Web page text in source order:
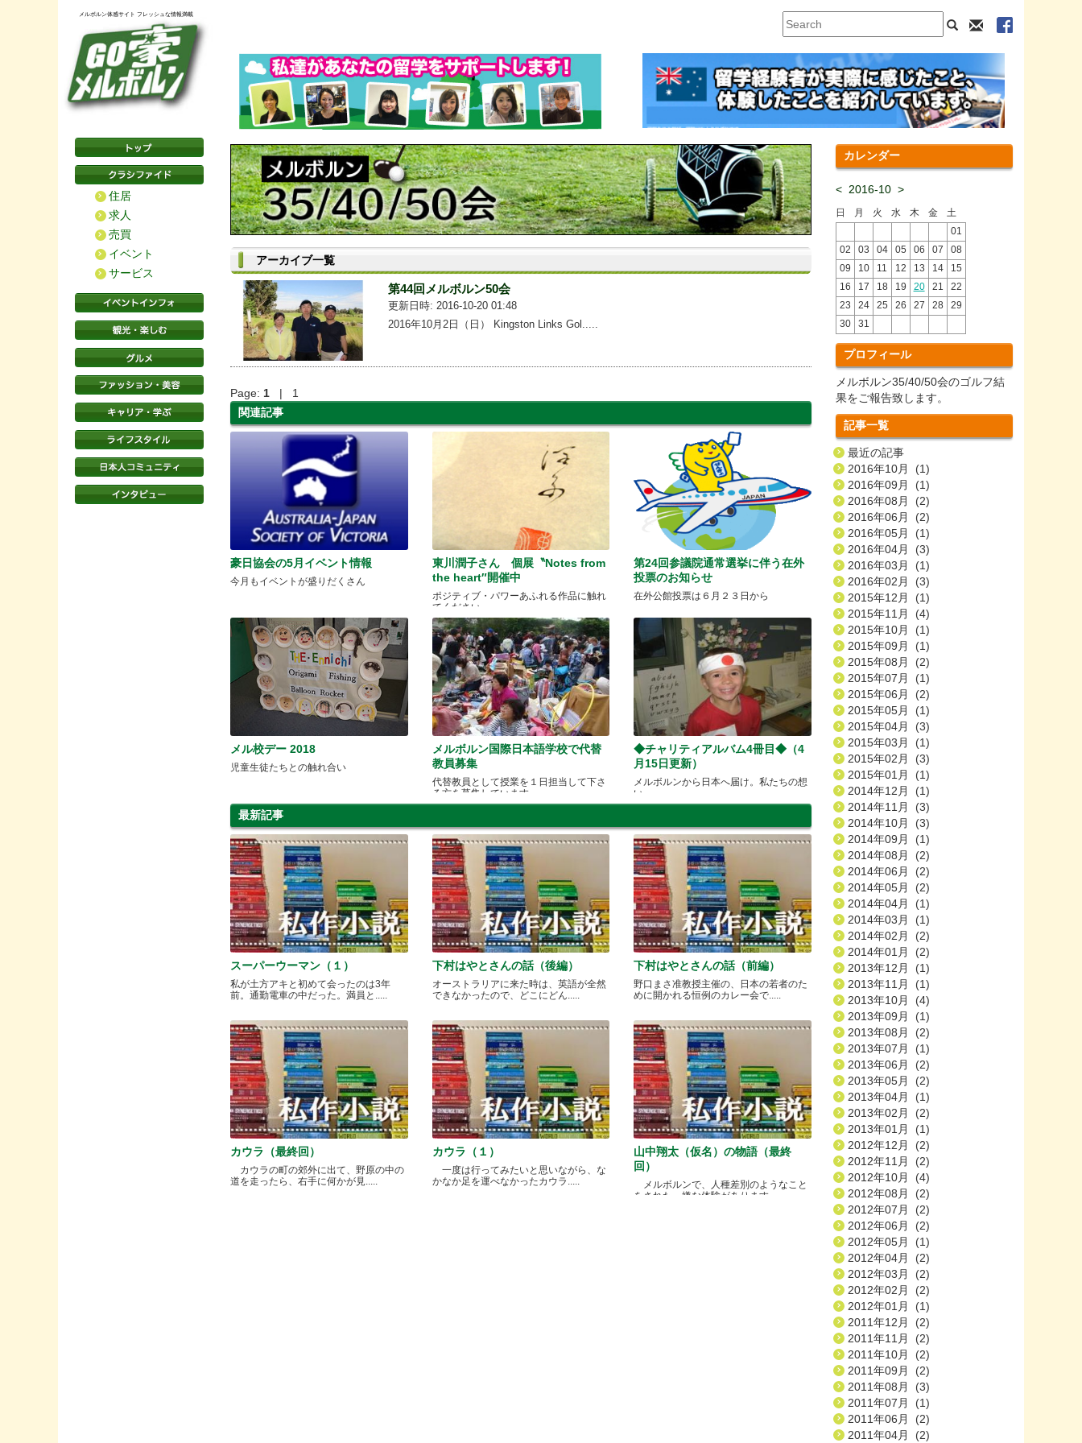
メルボルン体感サイト フレッシュな情報満載
住居
求人
売買
イベント
サービス
アーカイブ一覧
第44回メルボルン50会
更新日時: 2016-10-20 01:48
2016年10月2日（日） Kingston Links Gol.....
Page: 1 | 1
関連記事
豪日協会の5月イベント情報
今月もイベントが盛りだくさん
東川潤子さん 個展〝Notes from
the heart″開催中
ポジティブ・パワーあふれる作品に触れ
てください
第24回参議院通常選挙に伴う在外
投票のお知らせ
在外公館投票は６月２３日から
メル校デー 2018
児童生徒たちとの触れ合い
メルボルン国際日本語学校で代替
教員募集
代替教員として授業を１日担当して下さ
る方を募集しています。
◆チャリティアルバム4冊目◆（4
月15日更新）
メルボルンから日本へ届け。私たちの想
い
最新記事
スーパーウーマン（１）
私が土方アキと初めて会ったのは3年
前。通勤電車の中だった。満員と.....
下村はやとさんの話（後編）
オーストラリアに来た時は、英語が全然
できなかったので、どこにどん.....
下村はやとさんの話（前編）
野口まさ准教授主催の、日本の若者のた
めに開かれる恒例のカレー会で.....
カウラ（最終回）
カウラの町の郊外に出て、野原の中の
道を走ったら、右手に何かが見.....
カウラ（１）
一度は行ってみたいと思いながら、な
かなか足を運べなかったカウラ.....
山中翔太（仮名）の物語（最終
回）
メルボルンで、人種差別のようなこと
をされた、嫌な体験があります.....
カレンダー
< 2016-10 >
日 月 火 水 木 金
土
01
02
03 04 05 06 07
08
09
10 11 12 13 14
15
16
17 18 19 20 21
22
23
24 25 26 27 28
29
30
31
プロフィール
メルボルン35/40/50会のゴルフ結
果をご報告致します。
記事一覧
最近の記事
2016年10月 (1)
2016年09月 (1)
2016年08月 (2)
2016年06月 (2)
2016年05月 (1)
2016年04月 (3)
2016年03月 (1)
2016年02月 (3)
2015年12月 (1)
2015年11月 (4)
2015年10月 (1)
2015年09月 (1)
2015年08月 (2)
2015年07月 (1)
2015年06月 (2)
2015年05月 (1)
2015年04月 (3)
2015年03月 (1)
2015年02月 (3)
2015年01月 (1)
2014年12月 (1)
2014年11月 (3)
2014年10月 (3)
2014年09月 (1)
2014年08月 (2)
2014年06月 (2)
2014年05月 (2)
2014年04月 (1)
2014年03月 (1)
2014年02月 (2)
2014年01月 (2)
2013年12月 (1)
2013年11月 (1)
2013年10月 (4)
2013年09月 (1)
2013年08月 (2)
2013年07月 (1)
2013年06月 (2)
2013年05月 (2)
2013年04月 (1)
2013年02月 (2)
2013年01月 (1)
2012年12月 (2)
2012年11月 (2)
2012年10月 (4)
2012年08月 (2)
2012年07月 (2)
2012年06月 (2)
2012年05月 (1)
2012年04月 (2)
2012年03月 (2)
2012年02月 (2)
2012年01月 (1)
2011年12月 (2)
2011年11月 (2)
2011年10月 (2)
2011年09月 (2)
2011年08月 (3)
2011年07月 (1)
2011年06月 (2)
2011年04月 (2)